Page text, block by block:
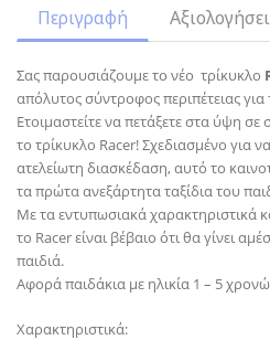
Περιγραφή
Σας παρουσιάζουμε το νέο τρίκυκλο
απόλυτος σύντροφος περιπέτειας
Ετοιμαστείτε να πετάξετε στα ύψη σε
το τρίκυκλο Racer! Σχεδιασμένο για
ατελείωτη διασκέδαση, αυτό το
τα πρώτα ανεξάρτητα ταξίδια του
Με τα εντυπωσιακά χαρακτηριστικά
το Racer είναι βέβαιο ότι θα γίνει
παιδιά.
Αφορά παιδάκια με ηλικία 1 – 5
Χαρακτηριστικά: